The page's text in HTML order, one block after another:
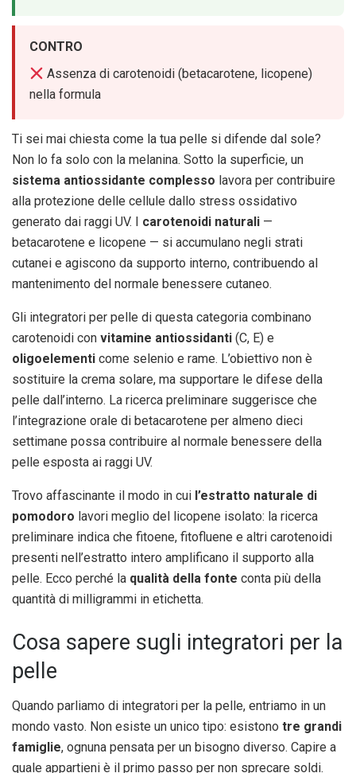
CONTRO
Assenza di carotenoidi (betacarotene, licopene)
nella formula
Ti sei mai chiesta come la tua pelle si difende dal sole?
Non lo fa solo con la melanina. Sotto la superficie, un
sistema antiossidante complesso lavora per contribuire
alla protezione delle cellule dallo stress ossidativo
generato dai raggi UV. I carotenoidi naturali —
betacarotene e licopene — si accumulano negli strati
cutanei e agiscono da supporto interno, contribuendo al
mantenimento del normale benessere cutaneo.
Gli integratori per pelle di questa categoria combinano
carotenoidi con vitamine antiossidanti (C, E) e
oligoelementi come selenio e rame. L’obiettivo non è
sostituire la crema solare, ma supportare le difese della
pelle dall’interno. La ricerca preliminare suggerisce che
l’integrazione orale di betacarotene per almeno dieci
settimane possa contribuire al normale benessere della
pelle esposta ai raggi UV.
Trovo affascinante il modo in cui l’estratto naturale di
pomodoro lavori meglio del licopene isolato: la ricerca
preliminare indica che fitoene, fitofluene e altri carotenoidi
presenti nell’estratto intero amplificano il supporto alla
pelle. Ecco perché la qualità della fonte conta più della
quantità di milligrammi in etichetta.
Cosa sapere sugli integratori per la
pelle
Quando parliamo di integratori per la pelle, entriamo in un
mondo vasto. Non esiste un unico tipo: esistono tre grandi
famiglie, ognuna pensata per un bisogno diverso. Capire a
quale appartieni è il primo passo per non sprecare soldi.